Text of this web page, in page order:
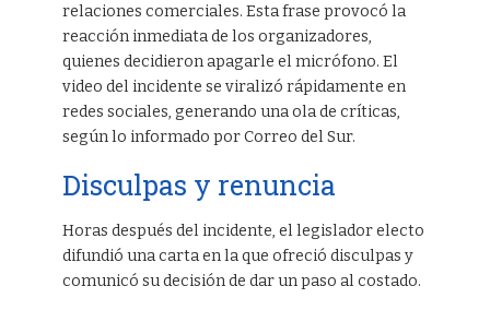
relaciones comerciales. Esta frase provocó la
reacción inmediata de los organizadores,
quienes decidieron apagarle el micrófono. El
video del incidente se viralizó rápidamente en
redes sociales, generando una ola de críticas,
según lo informado por Correo del Sur.
Disculpas y renuncia
Horas después del incidente, el legislador electo
difundió una carta en la que ofreció disculpas y
comunicó su decisión de dar un paso al costado.